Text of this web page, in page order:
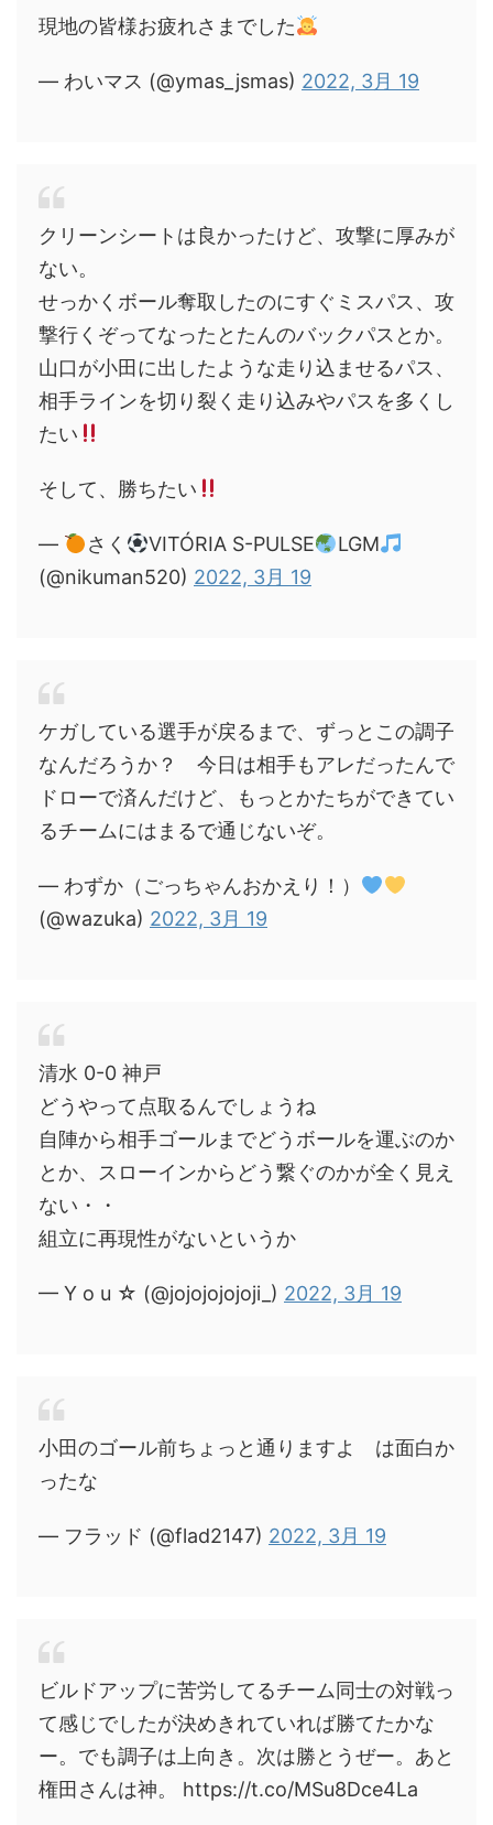
現地の皆様お疲れさまでした
— わいマス (@ymas_jsmas) 2022, 3月 19
クリーンシートは良かったけど、攻撃に厚みが
ない。
せっかくボール奪取したのにすぐミスパス、攻
撃行くぞってなったとたんのバックパスとか。
山口が小田に出したような走り込ませるパス、
相手ラインを切り裂く走り込みやパスを多くし
たい
そして、勝ちたい
— さく VITÓRIA S-PULSE
LGM
(@nikuman520) 2022, 3月 19
ケガしている選手が戻るまで、ずっとこの調子
なんだろうか？ 今日は相手もアレだったんで
ドローで済んだけど、もっとかたちができてい
るチームにはまるで通じないぞ。
— わずか（ごっちゃんおかえり！）
(@wazuka) 2022, 3月 19
清水 0-0 神戸
どうやって点取るんでしょうね
自陣から相手ゴールまでどうボールを運ぶのか
とか、スローインからどう繋ぐのかが全く見え
ない・・
組立に再現性がないというか
— Y o u ☆ (@jojojojojoji_) 2022, 3月 19
小田のゴール前ちょっと通りますよ は面白か
ったな
— フラッド (@flad2147) 2022, 3月 19
ビルドアップに苦労してるチーム同士の対戦っ
て感じでしたが決めきれていれば勝てたかな
ー。でも調子は上向き。次は勝とうぜー。あと
権田さんは神。 https://t.co/MSu8Dce4La